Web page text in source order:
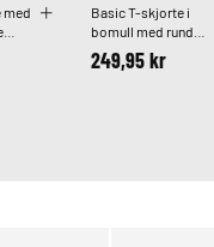
med
from
Basic T-skjorte i
bomull med rund
hals
249,95 kr